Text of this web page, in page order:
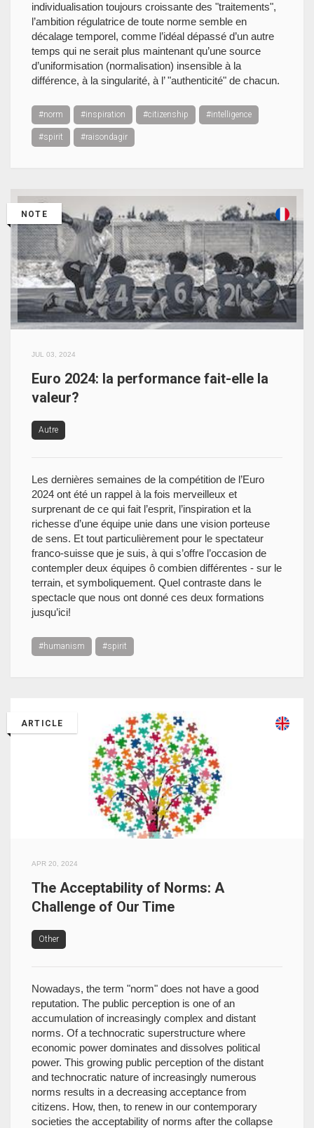
individualisation toujours croissante des "traitements",
l’ambition régulatrice de toute norme semble en
décalage temporel, comme l’idéal dépassé d’un autre
temps qui ne serait plus maintenant qu’une source
d’uniformisation (normalisation) insensible à la
différence, à la singularité, à l’ "authenticité" de chacun.
#norm #inspiration #citizenship #intelligence
#spirit #raisondagir
NOTE
JUL 03, 2024
Euro 2024: la performance fait-elle la
valeur?
Autre
Les dernières semaines de la compétition de l’Euro
2024 ont été un rappel à la fois merveilleux et
surprenant de ce qui fait l’esprit, l’inspiration et la
richesse d’une équipe unie dans une vision porteuse
de sens. Et tout particulièrement pour le spectateur
franco-suisse que je suis, à qui s’offre l’occasion de
contempler deux équipes ô combien différentes - sur le
terrain, et symboliquement. Quel contraste dans le
spectacle que nous ont donné ces deux formations
jusqu’ici!
#humanism #spirit
ARTICLE
APR 20, 2024
The Acceptability of Norms: A
Challenge of Our Time
Other
Nowadays, the term "norm" does not have a good
reputation. The public perception is one of an
accumulation of increasingly complex and distant
norms. Of a technocratic superstructure where
economic power dominates and dissolves political
power. This growing public perception of the distant
and technocratic nature of increasingly numerous
norms results in a decreasing acceptance from
citizens. How, then, to renew in our contemporary
societies the acceptability of norms after the collapse